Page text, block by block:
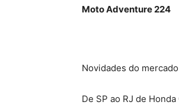
Moto Adventure 224
Novidades do mercado
De SP ao RJ de